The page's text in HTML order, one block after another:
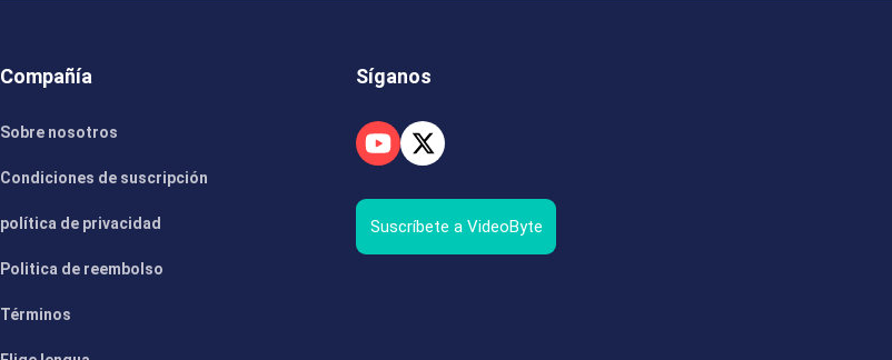
Compañía
Sobre nosotros
Condiciones de suscripción
política de privacidad
Politica de reembolso
Términos
Síganos
Suscríbete a VideoByte